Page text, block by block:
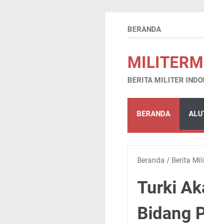
BERANDA
BERITA MILITER
BERANDA
Beranda / Berita
Turki
Bidang